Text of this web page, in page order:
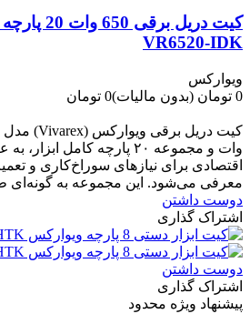
کیت دریل
VR6520-IDK
ویوارکس
0 تومان
(بدون مالیات)0 تومان
وات و مجموعه ۲۰ پارچه کامل
اقتصادی برای نیازهای سوراخ‌کاری و
معرفی می‌شود. این مجموعه به گونه‌ای
دوست داشتن
اشتراک گذاری
دوست داشتن
اشتراک گذاری
پیشنهاد ویژه محدود